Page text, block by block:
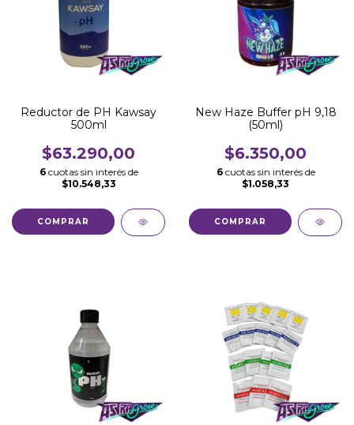
Reductor de PH Kawsay
500ml
$63.290,00
6 cuotas sin interés de
$10.548,33
New Haze Buffer pH 9,18
(50ml)
$6.350,00
6 cuotas sin interés de
$1.058,33